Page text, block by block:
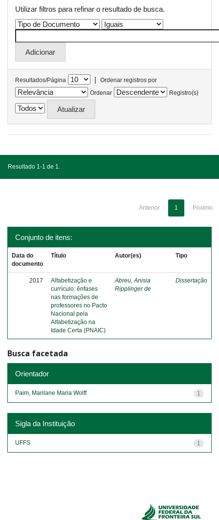
Utilizar filtros para refinar o resultado de busca.
Resultados/Página |
Ordenar registros por
Ordenar
Registro(s)
Resultado 1-1 de 1.
Anterior 1 Póximo
Conjunto de itens:
Data do
documento
Título Autor(es) Tipo
2017
Alfabetização e
currículo: ênfases
nas formações de
professores no Pacto
Nacional pela
Alfabetização na
Idade Certa (PNAIC)
Abreu, Anisia
Ripplinger de
Dissertação
Busca facetada
Orientador
1
Paim, Marilane Maria Wolff
Sigla da Instituição
1
UFFS